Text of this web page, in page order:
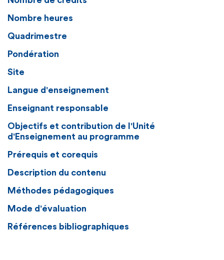
Nombre heures
Quadrimestre
Pondération
Site
Langue d'enseignement
Enseignant responsable
Objectifs et contribution de l'Unité
d'Enseignement au programme
Prérequis et corequis
Description du contenu
Méthodes pédagogiques
Mode d'évaluation
Références bibliographiques